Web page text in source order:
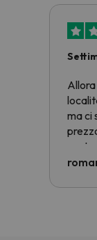
Allora
ma ci